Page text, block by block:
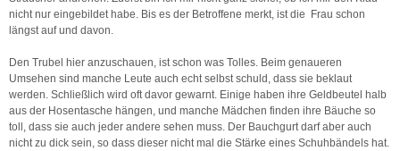
nicht nur eingebildet habe. Bis es der Betroffene merkt, ist die Frau schon
längst auf und davon.
Den Trubel hier anzuschauen, ist schon was Tolles. Beim genaueren
Umsehen sind manche Leute auch echt selbst schuld, dass sie beklaut
werden. Schließlich wird oft davor gewarnt. Einige haben ihre Geldbeutel halb
aus der Hosentasche hängen, und manche Mädchen finden ihre Bäuche so
toll, dass sie auch jeder andere sehen muss. Der Bauchgurt darf aber auch
nicht zu dick sein, so dass dieser nicht mal die Stärke eines Schuhbändels hat.